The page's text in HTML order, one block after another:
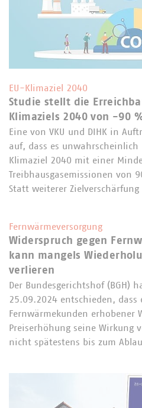
EU-Klimaziel 2040
Studie stellt die
Klimaziels 2040 von -90
Eine von VKU und DIHK in
auf, dass es unwahrscheinlich
Klimaziel 2040 mit einer
Treibhausgasemissionen von
Statt weiterer
Fernwärmeversorgung
Widerspruch gegen
kann mangels
verlieren
Der Bundesgerichtshof (BGH)
25.09.2024 entschieden, dass
Fernwärmekunden erhobener
Preiserhöhung seine Wirkung
nicht spätestens bis zum